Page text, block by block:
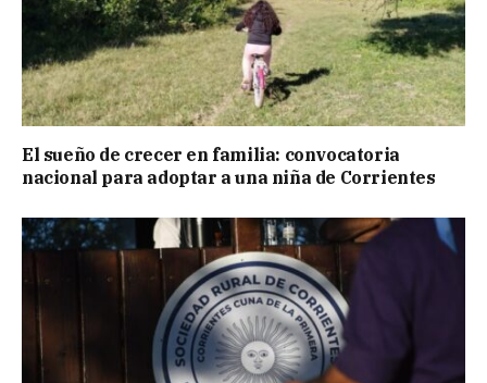
El sueño de crecer en familia: convocatoria
nacional para adoptar a una niña de Corrientes